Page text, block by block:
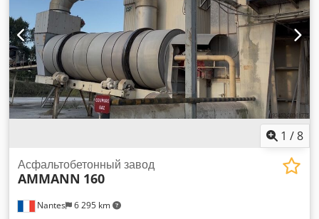
1 /8
Nantes 6 295 km
Асфальтобетонный завод
AMMANN 160